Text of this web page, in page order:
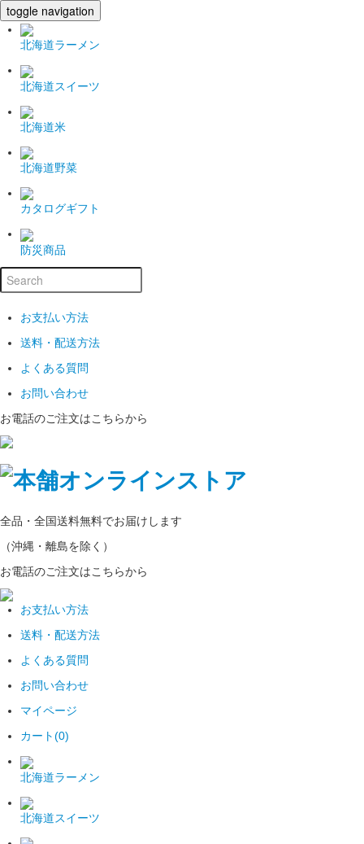
toggle navigation
北海道ラーメン
北海道スイーツ
北海道米
北海道野菜
カタログギフト
防災商品
お支払い方法
送料・配送方法
よくある質問
お問い合わせ
お電話のご注文はこちらから
全品・全国送料無料でお届けします
（沖縄・離島を除く）
お電話のご注文はこちらから
お支払い方法
送料・配送方法
よくある質問
お問い合わせ
マイページ
カート(0)
北海道ラーメン
北海道スイーツ